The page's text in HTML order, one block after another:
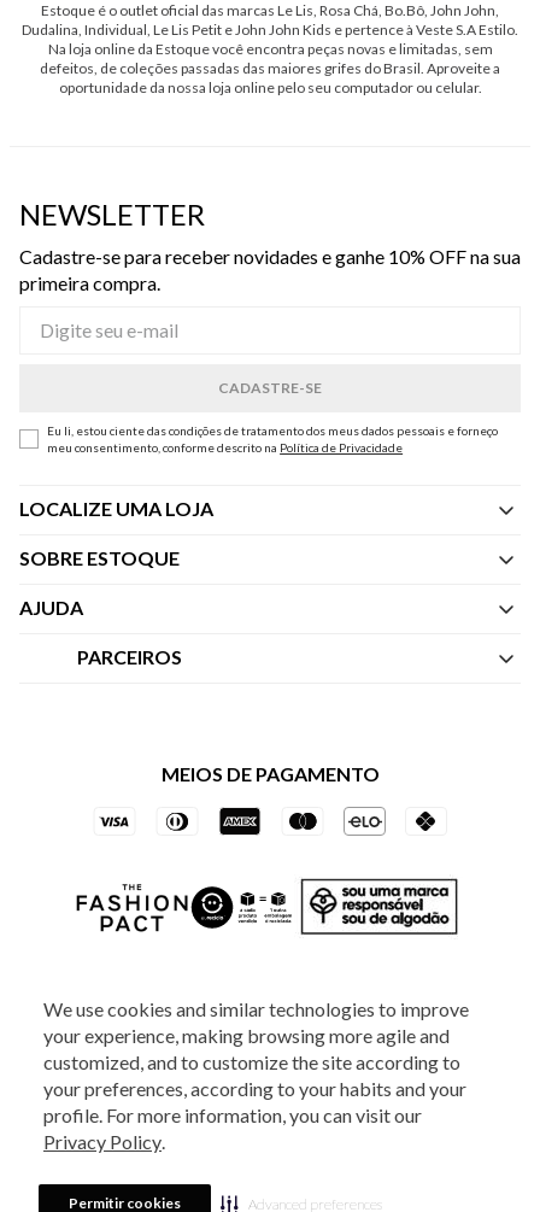
We use cookies and similar technologies to improve
your experience, making browsing more agile and
customized, and to customize the site according to
your preferences, according to your habits and your
profile. For more information, you can visit our
Privacy Policy.
Permitir cookies Advanced preferences
Estoque é o outlet oficial das marcas Le Lis, Rosa Chá, Bo.Bô, John John,
Dudalina, Individual, Le Lis Petit e John John Kids e pertence à Veste S.A Estilo.
Na loja online da Estoque você encontra peças novas e limitadas, sem
defeitos, de coleções passadas das maiores grifes do Brasil. Aproveite a
oportunidade da nossa loja online pelo seu computador ou celular.
NEWSLETTER
Cadastre-se para receber novidades e ganhe 10% OFF na sua
primeira compra.
Eu li, estou ciente das condições de tratamento dos meus dados pessoais e forneço
meu consentimento, conforme descrito na Política de Privacidade
LOCALIZE UMA LOJA
SOBRE ESTOQUE
Quem Somos
AJUDA
Central de Atendimento
Trocas e Devoluções
PARCEIROS
Vai de Visa
Azul Fidelidade
MEIOS DE PAGAMENTO
2025 - Veste S.A Estilo. Todos os direitos reservados - A loja Estoque reserva-
se no direito de corrigir ou alterar informações como: preços, promoções e
880 5520.Horário de Atendimento:
Sábados das 8h às 14h, exceto feriados. Veste S.A Estilo. Rua Othão, 405, Vila